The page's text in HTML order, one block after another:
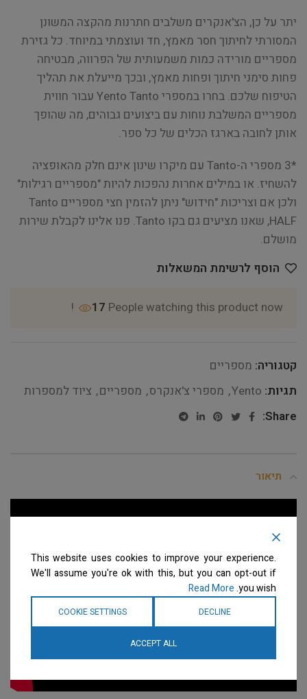
יתר על כן, הצ'אנקרים משלבים חתרנות מהקצה המשונן
המסורתי לחיתוך חסר מאמץ, חד ועוצמתי במיוחד. כל גזירת
מספריים מורידה כמות משמעותית של הפרווה, מבטיחה
פחות סימני חיתוך ופחות מאמץ, ובכך מייעלת את תהליך
הטיפוח שלכם. בחרו במספרי Yento Tanto עבור חווית
מספריים המשלבת נוחות עם ביצועים גבוהים, מה שהופך
אותן לחובה בארגז הכלים של כל ספר.
*3 מספרי ה-Tanto עם מיקרו שינון אינם חלק מהאופציה
להשחיז. או במילים אחרות נהפכות להיות "מספריים רגילות"
ולכן אם וצריכות "חידוש" ניתן להזמין חצי מספריים Tanto
HALF, שאנו מציעים גם בקו Tanto. פנו אלינו לקבלת שירות
מושלם.
הוסף לרשימת המשאלות
17 People watching this product now!
קטגוריה: מספריים
תגיות: Yento
, מספרי צ'אנקרס, מספריים, ציוד למספרות
Share:
תיאור
This website uses cookies to improve your experience.
We'll assume you're ok with this, but you can opt-out if
you wish.
Read More
DECLINE
COOKIE SETTINGS
ACCEPT ALL